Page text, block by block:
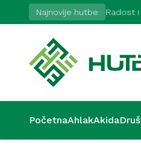
Najnovije hutbe Radost
PočetnaAhlakAkida